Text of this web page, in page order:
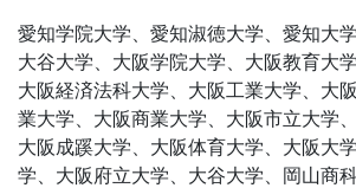
愛知学院大学、愛知淑徳大学、愛知大
大谷大学、大阪学院大学、大阪教育大
大阪経済法科大学、大阪工業大学、大
業大学、大阪商業大学、大阪市立大学
大阪成蹊大学、大阪体育大学、大阪大
学、大阪府立大学、大谷大学、岡山商